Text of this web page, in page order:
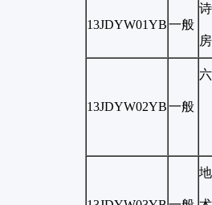
13JDYW01YB一般
13JDYW02YB一般